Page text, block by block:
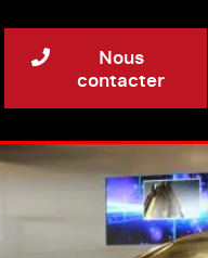
Nous
contacter